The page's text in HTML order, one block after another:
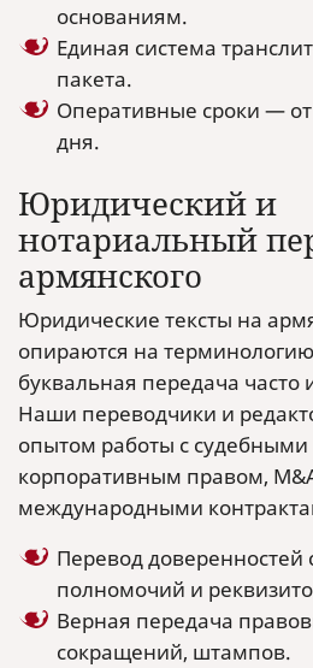
основаниям.
Единая система
пакета.
Оперативные сроки — от
дня.
Юридический и
нотариальный
армянского
Юридические тексты на
опираются на
буквальная передача часто
Наши переводчики и
опытом работы с
корпоративным правом,
международными
Перевод доверенностей
полномочий и
Верная передача
сокращений, штампов.